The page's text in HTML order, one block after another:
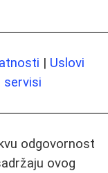
| Uslovi
servisi
odgovornost
ovog